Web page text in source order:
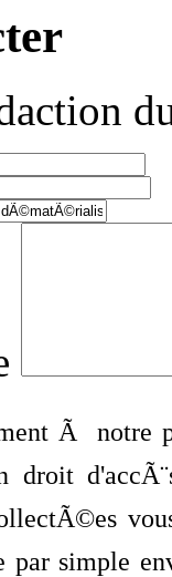
Ã notre
droit
par simple